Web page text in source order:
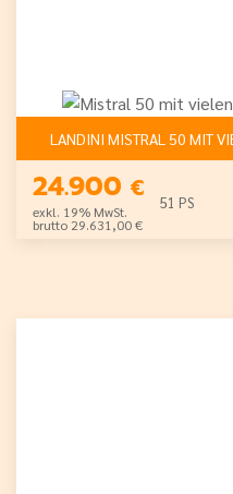
LANDINI MISTRAL 50 MIT
24.900 €
exkl. 19% MwSt.
brutto 29.631,00 €
51 PS